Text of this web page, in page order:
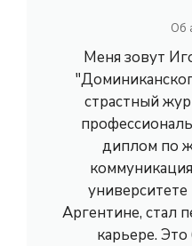
Об
Меня зовут
страстный
диплом по
Аргентине, стал
карьере.